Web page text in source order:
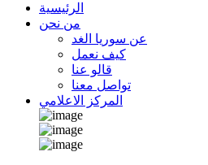
الرئيسية
من نحن
عن سوريا الغد
كيف نعمل
قالو عنا
تواصل معنا
المركز الاعلامي